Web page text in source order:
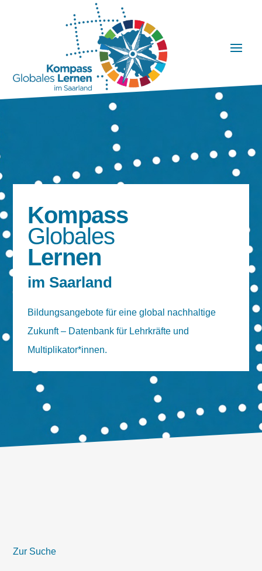
Kompass
Globales
Lernen
im Saarland
Bildungsangebote für eine global nachhaltige
Zukunft – Datenbank für Lehrkräfte und
Multiplikator*innen.
Zur Suche